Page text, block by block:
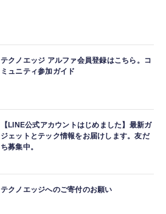
テクノエッジ アルファ会員登録はこちら。コ
ミュニティ参加ガイド
【LINE公式アカウントはじめました】最新ガ
ジェットとテック情報をお届けします。友だ
ち募集中。
テクノエッジへのご寄付のお願い